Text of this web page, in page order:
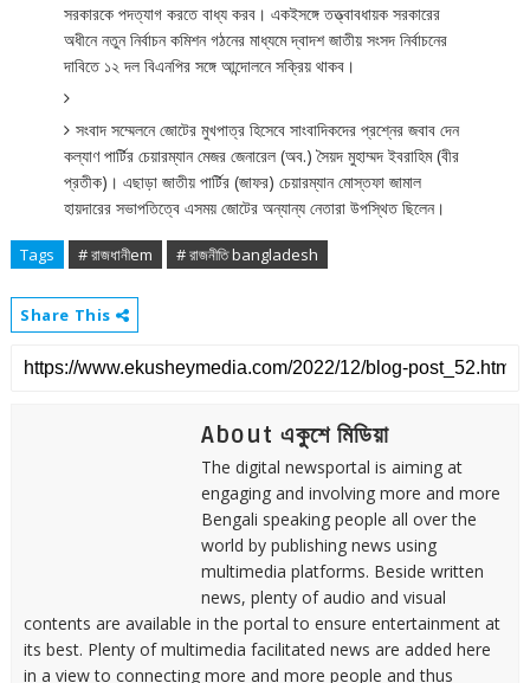
সরকারকে পদত্যাগ করতে বাধ্য করব। একইসঙ্গে তত্ত্বাবধায়ক সরকারের
অধীনে নতুন নির্বাচন কমিশন গঠনের মাধ্যমে দ্বাদশ জাতীয় সংসদ নির্বাচনের
দাবিতে ১২ দল বিএনপির সঙ্গে আন্দোলনে সক্রিয় থাকব।
সংবাদ সম্মেলনে জোটের মুখপাত্র হিসেবে সাংবাদিকদের প্রশ্নের জবাব দেন
কল্যাণ পার্টির চেয়ারম্যান মেজর জেনারেল(অব.)সৈয়দ মুহাম্মদ ইবরাহিম(বীর
প্রতীক) । এছাড়া জাতীয় পার্টির(জাফর) চেয়ারম্যান মোস্তফা জামাল
হায়দারের সভাপতিত্বে এসময় জোটের অন্যান্য নেতারা উপস্থিত ছিলেন।
Tags # রাজধানীem # রাজনীতি bangladesh
Share This
About একুশে মিডিয়া
The digital newsportal is aiming at
engaging and involving more and more
Bengali speaking people all over the
world by publishing news using
multimedia platforms. Beside written
news, plenty of audio and visual
contents are available in the portal to ensure entertainment at
its best. Plenty of multimedia facilitated news are added here
in a view to connecting more and more people and thus